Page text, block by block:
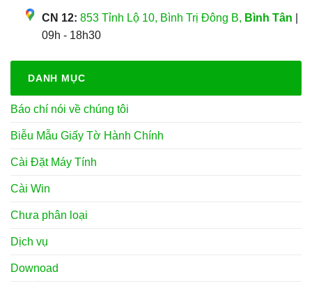
CN 12: 853 Tỉnh Lộ 10, Bình Trị Đông B, Bình Tân
09h - 18h30
DANH MỤC
Báo chí nói về chúng tôi
Biễu Mẫu Giấy Tờ Hành Chính
Cài Đặt Máy Tính
Cài Win
Chưa phân loại
Dịch vụ
Downoad